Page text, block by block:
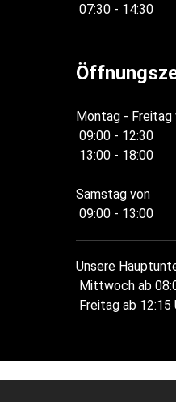
07:30 - 14:30
Montag - Freitag
09:00 - 12:30
13:00 - 18:00
Samstag von
09:00 - 13:00
Unsere
Mittwoch ab
Freitag ab 12:15